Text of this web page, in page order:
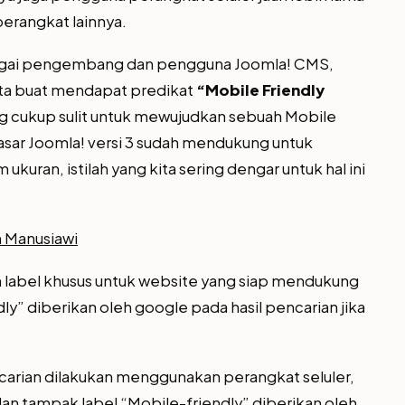
lainnya.
pengembang dan pengguna Joomla! CMS,
buat mendapat predikat “Mobile Friendly
cukup sulit untuk mewujudkan sebuah Mobile
Joomla! versi 3 sudah mendukung untuk
istilah yang kita sering dengar untuk hal ini
khusus untuk website yang siap mendukung
diberikan oleh google pada hasil pencarian jika
dilakukan menggunakan perangkat seluler,